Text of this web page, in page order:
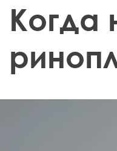
Когда